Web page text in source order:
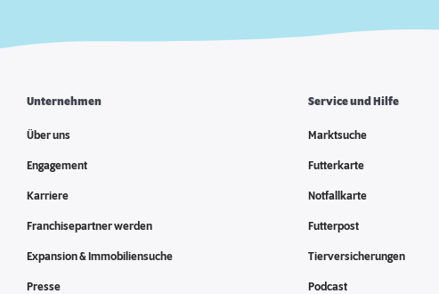
Unternehmen
Über uns
Engagement
Karriere
Franchisepartner werden
Expansion & Immobiliensuche
Presse
Service und Hilfe
Marktsuche
Futterkarte
Notfallkarte
Futterpost
Tierversicherungen
Podcast